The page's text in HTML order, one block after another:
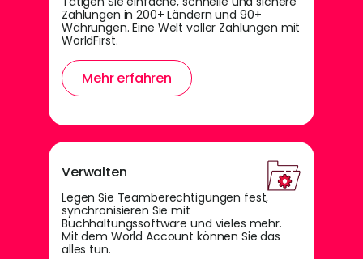
Zahlungen in 200+ Ländern und 90+
Währungen. Eine Welt voller Zahlungen mit
WorldFirst.
Mehr erfahren
Verwalten
Legen Sie Teamberechtigungen fest,
synchronisieren Sie mit
Buchhaltungssoftware und vieles mehr.
Mit dem World Account können Sie das
alles tun.